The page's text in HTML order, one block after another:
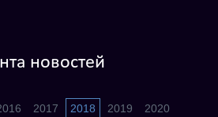
новостей
2017 2018 2019 2020